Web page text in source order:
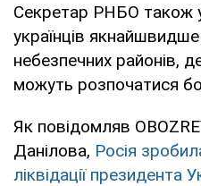
Секретар РНБО також
українців
небезпечних районів,
можуть розпочатися
Як повідомляв
Данілова, Росія
ліквідації президента